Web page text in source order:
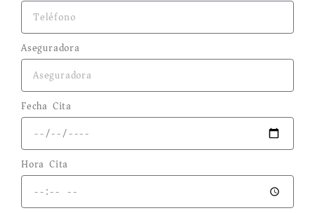
Aseguradora
Fecha Cita
Hora Cita